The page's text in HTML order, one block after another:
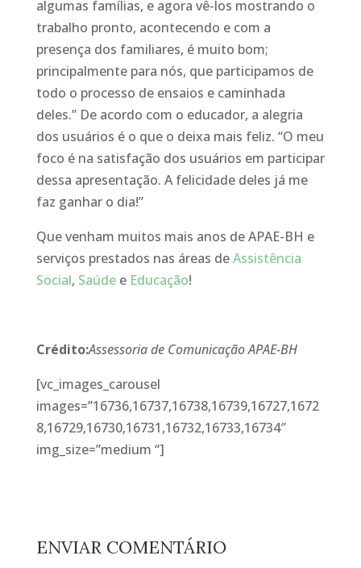
algumas famílias, e agora vê-los mostrando o
trabalho pronto, acontecendo e com a
presença dos familiares, é muito bom;
principalmente para nós, que participamos de
todo o processo de ensaios e caminhada
deles.” De acordo com o educador, a alegria
dos usuários é o que o deixa mais feliz. “O meu
foco é na satisfação dos usuários em participar
dessa apresentação. A felicidade deles já me
faz ganhar o dia!”
Que venham muitos mais anos de APAE-BH e
serviços prestados nas áreas deAssistência
Social, Saúdee Educação!
Crédito:Assessoria de Comunicação APAE-BH
[vc_images_carousel
images=”16736,16737,16738,16739,16727,1672
8,16729,16730,16731,16732,16733,16734″
img_size=”medium “]
ENVIAR COMENTÁRIO